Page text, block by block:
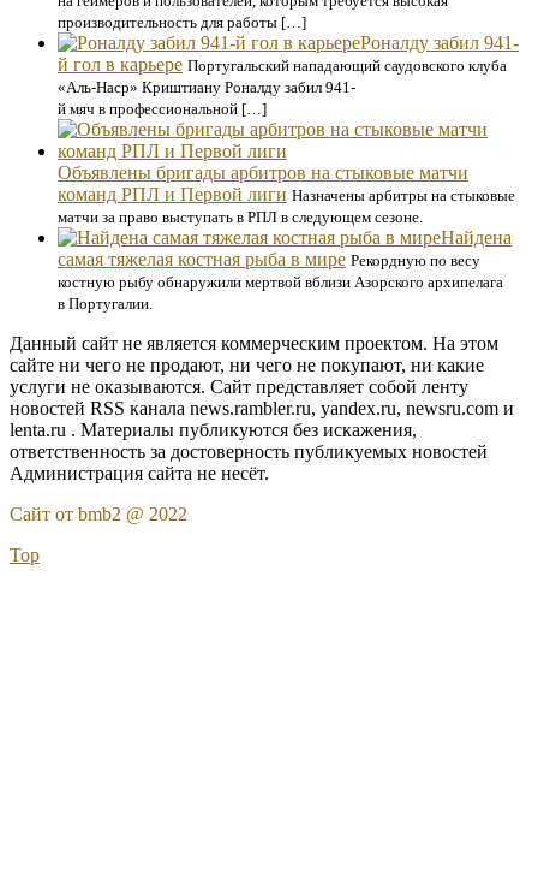
производительность для работы […]
Роналду забил 941-
й гол в карьере Португальский нападающий саудовского клуба
«Аль-Наср» Криштиану Роналду забил 941-
й мяч в профессиональной […]
Объявлены бригады арбитров на стыковые матчи
команд РПЛ и Первой лиги Назначены арбитры на стыковые
матчи за право выступать в РПЛ в следующем сезоне.
Найдена
самая тяжелая костная рыба в мире Рекордную по весу
костную рыбу обнаружили мертвой вблизи Азорского архипелага
в Португалии.
Данный сайт не является коммерческим проектом. На этом
сайте ни чего не продают, ни чего не покупают, ни какие
услуги не оказываются. Сайт представляет собой ленту
новостей RSS канала news.rambler.ru, yandex.ru, newsru.com и
lenta.ru . Материалы публикуются без искажения,
ответственность за достоверность публикуемых новостей
Администрация сайта не несёт.
Сайт от bmb2 @ 2022
Top